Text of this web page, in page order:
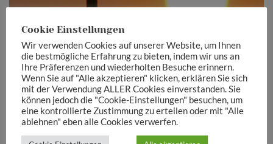
Cookie Einstellungen
Wir verwenden Cookies auf unserer Website, um Ihnen
die bestmögliche Erfahrung zu bieten, indem wir uns an
Ihre Präferenzen und wiederholten Besuche erinnern.
Wenn Sie auf "Alle akzeptieren" klicken, erklären Sie sich
mit der Verwendung ALLER Cookies einverstanden. Sie
können jedoch die "Cookie-Einstellungen" besuchen, um
eine kontrollierte Zustimmung zu erteilen oder mit "Alle
ablehnen" eben alle Cookies verwerfen.